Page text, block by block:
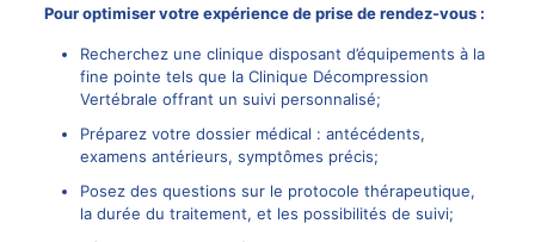
Pour optimiser votre expérience de prise de rendez-vous :
Recherchez une clinique disposant d’équipements à la
fine pointe tels que la Clinique Décompression
Vertébrale offrant un suivi personnalisé;
Préparez votre dossier médical : antécédents,
examens antérieurs, symptômes précis;
Posez des questions sur le protocole thérapeutique,
la durée du traitement, et les possibilités de suivi;